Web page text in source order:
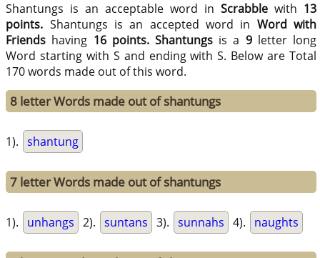
Shantungs is an acceptable word inScrabble with 13
points. Shantungs is an accepted word in Word with
Friends having 16 points. Shantungs is a 9letter long
Word starting with S and ending with S. Below are Total
170 words made out of this word.
8 letter Words made out of shantungs
1). shantung
7 letter Words made out of shantungs
1). unhangs 2). suntans 3). sunnahs 4). naughts